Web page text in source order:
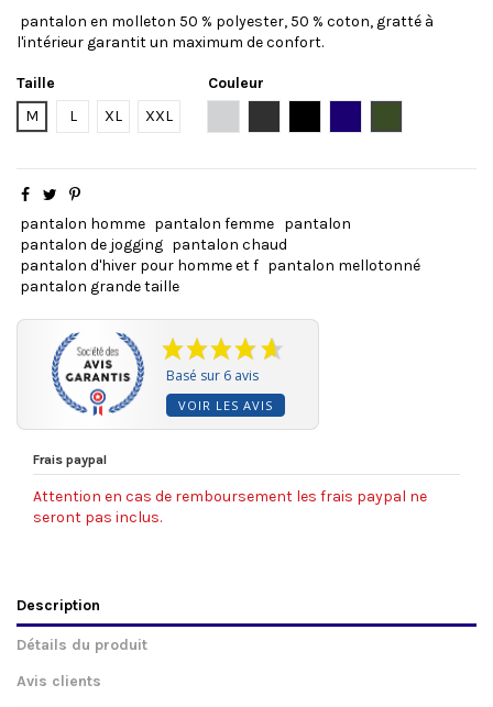
pantalon en molleton 50 % polyester, 50 % coton, gratté à
l'intérieur garantit un maximum de confort.
Taille
M
L XL XXL
Couleur
pantalon homme pantalon femme pantalon
pantalon de jogging pantalon chaud
pantalon d'hiver pour homme et f pantalon mellotonné
pantalon grande taille
Basé sur 6 avis
VOIR LES AVIS
Frais paypal
Attention en cas de remboursement les frais paypal ne
seront pas inclus.
Description
Détails du produit
Avis clients